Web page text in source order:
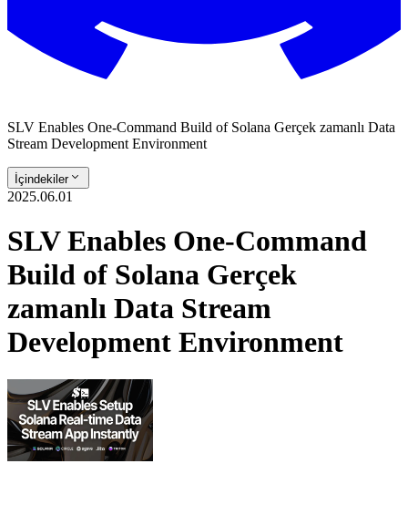
SLV Enables One-Command Build of Solana Gerçek zamanlı Data
Stream Development Environment
İçindekiler
2025.06.01
SLV Enables One-Command
Build of Solana Gerçek
zamanlı Data Stream
Development Environment